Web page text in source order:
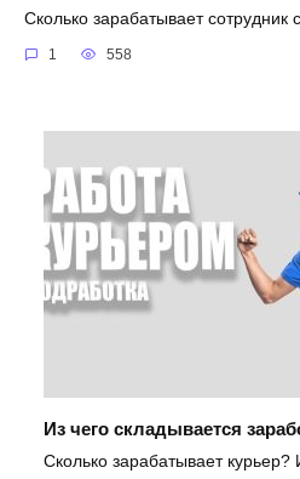
Сколько зарабатывает сотрудник
1 558
Из чего складывается
Сколько зарабатывает курьер?